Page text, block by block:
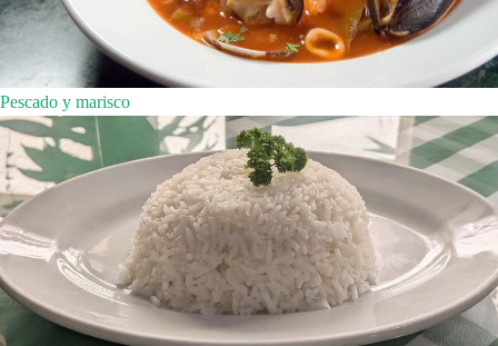
Pescado y marisco